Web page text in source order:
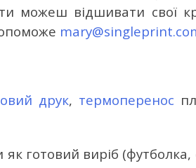
можеш відшивати свої
друк, термоперенос
готовий виріб (футболка,